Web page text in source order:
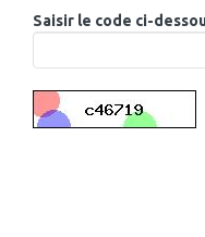
Saisir le code ci-